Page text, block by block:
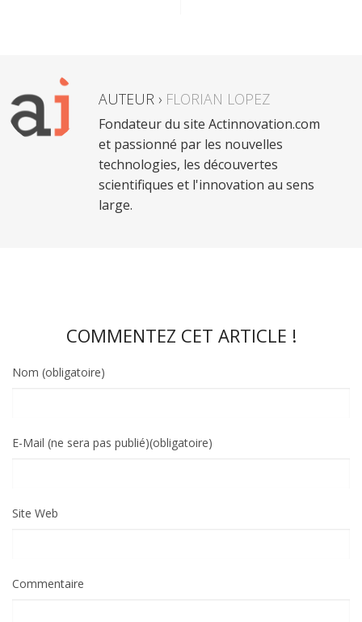
AUTEUR › FLORIAN LOPEZ
Fondateur du site Actinnovation.com
et passionné par les nouvelles
technologies, les découvertes
scientifiques et l'innovation au sens
large.
COMMENTEZ CET ARTICLE !
Nom (obligatoire)
E-Mail (ne sera pas publié)(obligatoire)
Site Web
Commentaire